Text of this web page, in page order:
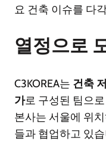
요 건축 이슈를 다
열정으로
C3KOREA는 건축
가로 구성된 팀으
본사는 서울에 위
들과 협업하고 있